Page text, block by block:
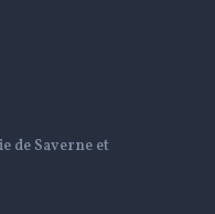
de Saverne et